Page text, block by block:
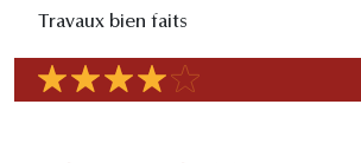
Travaux bien faits